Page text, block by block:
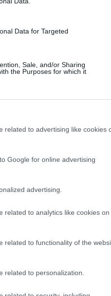
Data for Targeted
Sale, and/or Sharing
the Purposes for which it
related to advertising like cookies
Google for online advertising
advertising.
related to analytics like cookies on
related to functionality of the
related to personalization.